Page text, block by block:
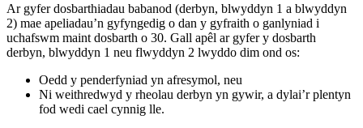
Ar gyfer dosbarthiadau babanod (derbyn, blwyddyn 1 a blwyddyn
2) mae apeliadau’n gyfyngedig o dan y gyfraith o ganlyniad i
uchafswm maint dosbarth o 30. Gall apêl ar gyfer y dosbarth
derbyn, blwyddyn 1 neu flwyddyn 2 lwyddo dim ond os:
Oedd y penderfyniad yn afresymol, neu
Ni weithredwyd y rheolau derbyn yn gywir, a dylai’r plentyn
fod wedi cael cynnig lle.